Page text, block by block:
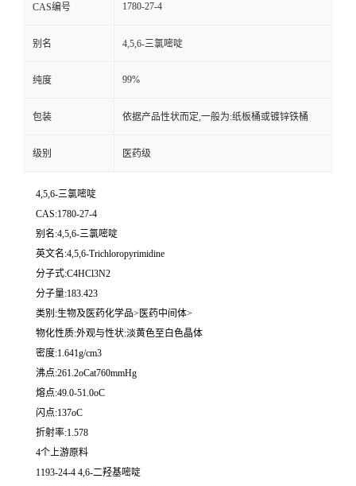
CAS编号 1780-27-4
别名 4,5,6-三氯嘧啶
纯度 99%
包装 依据产品性状而定,一般为:纸板桶或镀锌铁桶
级别 医药级
4,5,6-三氯嘧啶
CAS:1780-27-4
别名:4,5,6-三氯嘧啶
英文名:4,5,6-Trichloropyrimidine
分子式:C4HCl3N2
分子量:183.423
类别:生物及医药化学品>医药中间体>
物化性质:外观与性状:淡黄色至白色晶体
密度:1.641g/cm3
沸点:261.2oCat760mmHg
熔点:49.0-51.0oC
闪点:137oC
折射率:1.578
4个上游原料
1193-24-4 4,6-二羟基嘧啶